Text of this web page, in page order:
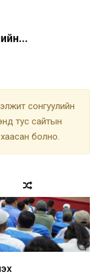
сонгуулийн
тус сайтын
хаасан болно.